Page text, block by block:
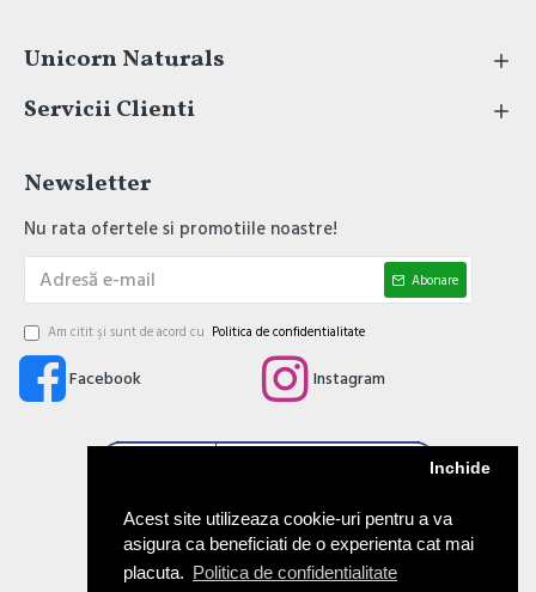
Acest site utilizeaza cookie-uri pentru a va
asigura ca beneficiati de o experienta cat mai
placuta. Politica de confidentialitate
Inchide
Unicorn Naturals
Servicii Clienti
Newsletter
Nu rata ofertele si promotiile noastre!
Abonare
Am citit şi sunt de acord cu Politica de confidentialitate
Facebook Instagram